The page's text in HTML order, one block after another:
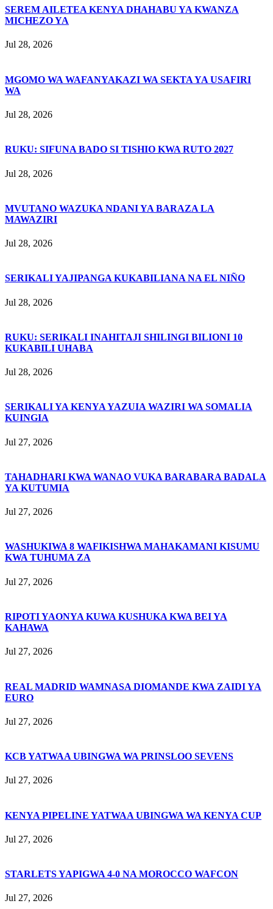
SEREM AILETEA KENYA DHAHABU YA KWANZA
MICHEZO YA
Jul 28, 2026
MGOMO WA WAFANYAKAZI WA SEKTA YA USAFIRI
WA
Jul 28, 2026
RUKU: SIFUNA BADO SI TISHIO KWA RUTO 2027
Jul 28, 2026
MVUTANO WAZUKA NDANI YA BARAZA LA
MAWAZIRI
Jul 28, 2026
SERIKALI YAJIPANGA KUKABILIANA NA EL NIÑO
Jul 28, 2026
RUKU: SERIKALI INAHITAJI SHILINGI BILIONI 10
KUKABILI UHABA
Jul 28, 2026
SERIKALI YA KENYA YAZUIA WAZIRI WA SOMALIA
KUINGIA
Jul 27, 2026
TAHADHARI KWA WANAO VUKA BARABARA BADALA
YA KUTUMIA
Jul 27, 2026
WASHUKIWA 8 WAFIKISHWA MAHAKAMANI KISUMU
KWA TUHUMA ZA
Jul 27, 2026
RIPOTI YAONYA KUWA KUSHUKA KWA BEI YA
KAHAWA
Jul 27, 2026
REAL MADRID WAMNASA DIOMANDE KWA ZAIDI YA
EURO
Jul 27, 2026
KCB YATWAA UBINGWA WA PRINSLOO SEVENS
Jul 27, 2026
KENYA PIPELINE YATWAA UBINGWA WA KENYA CUP
Jul 27, 2026
STARLETS YAPIGWA 4-0 NA MOROCCO WAFCON
Jul 27, 2026